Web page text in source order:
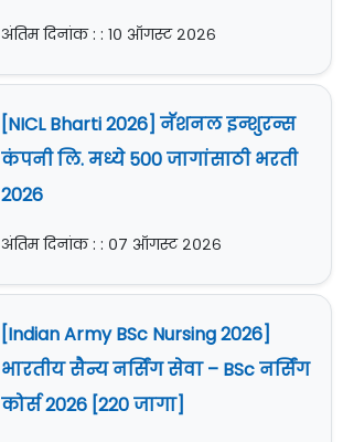
अंतिम दिनांक : : १० ऑगस्ट २०२६
[NICL Bharti 2026] नॅशनल इन्शुरन्स
कंपनी लि. मध्ये 500 जागांसाठी भरती
2026
अंतिम दिनांक : : ०७ ऑगस्ट २०२६
[Indian Army BSc Nursing 2026]
भारतीय सैन्य नर्सिंग सेवा – BSc नर्सिंग
कोर्स 2026 [220 जागा]